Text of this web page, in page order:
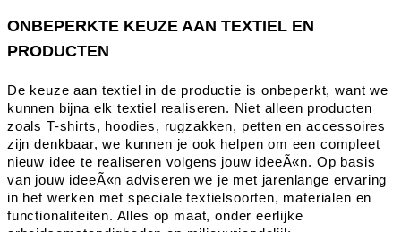
ONBEPERKTE KEUZE AAN TEXTIEL EN
PRODUCTEN
De keuze aan textiel in de productie is onbeperkt, want we
kunnen bijna elk textiel realiseren. Niet alleen producten
zoals T-shirts, hoodies, rugzakken, petten en accessoires
zijn denkbaar, we kunnen je ook helpen om een compleet
nieuw idee te realiseren volgens jouw ideeÃ«n. Op basis
van jouw ideeÃ«n adviseren we je met jarenlange ervaring
in het werken met speciale textielsoorten, materialen en
functionaliteiten. Alles op maat, onder eerlijke